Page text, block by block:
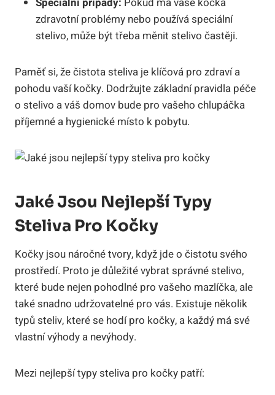
zdravotní ⁢problémy nebo používá speciální
stelivo, může být ‌třeba⁢ měnit stelivo častěji.
Paměť ​si, že ‌čistota⁢ steliva je klíčová pro zdraví a
pohodu vaší kočky. Dodržujte základní pravidla⁣ péče
⁣o stelivo a váš domov bude pro vašeho chlupáčka
příjemné a hygienické⁤ místo k pobytu.
Jaké Jsou ⁣nejlepší Typy
Steliva Pro Kočky
Kočky jsou náročné⁢ tvory,⁣ když jde⁤ o čistotu svého
prostředí. Proto je důležité vybrat⁢ správné stelivo,
které bude nejen pohodlné ⁤pro vašeho mazlíčka, ale
také snadno udržovatelné pro vás. ⁤Existuje několik⁣
typů⁢ steliv, které se hodí pro kočky, a každý má své
vlastní⁤ výhody ⁣a nevýhody.
Mezi nejlepší typy steliva pro‍ kočky⁤ patří: